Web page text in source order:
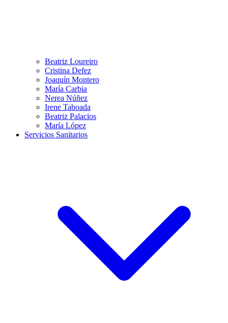
Beatriz Loureiro
Cristina Defez
Joaquín Montero
María Carbia
Nerea Núñez
Irene Taboada
Beatriz Palacios
María López
Servicios Sanitarios